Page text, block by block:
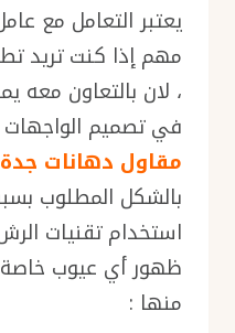
يعتبر التعامل مع
مهم إذا كنت تريد
، لان بالتعاون معه
في تصميم
مقاول دهانات جدة
بالشكل المطلوب
استخدام تقنيات
ظهور أي عيوب
منها :